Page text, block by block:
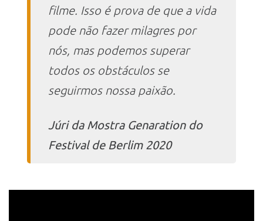
filme. Isso é prova de que a vida
pode não fazer milagres por
nós, mas podemos superar
todos os obstáculos se
seguirmos nossa paixão.
Júri da Mostra Genaration do
Festival de Berlim 2020